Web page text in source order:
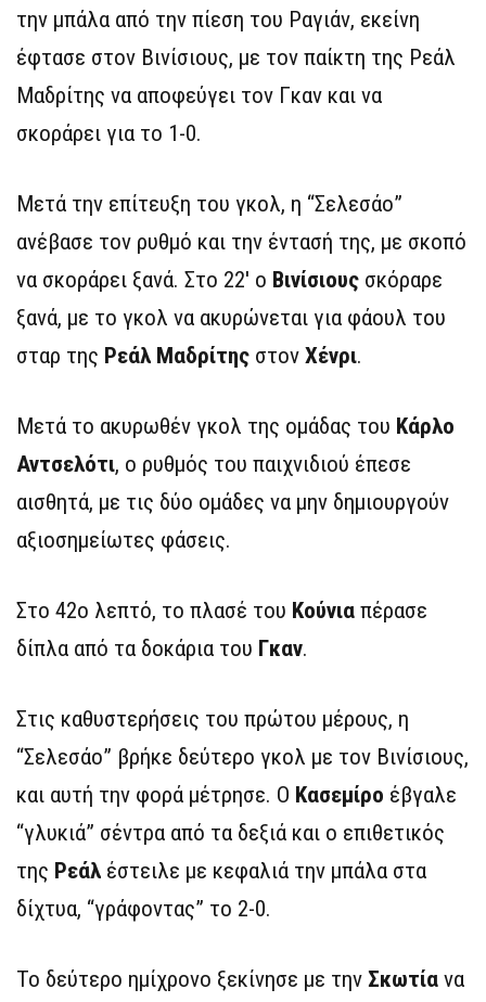
την μπάλα από την πίεση του Ραγιάν, εκείνη
έφτασε στον Βινίσιους, με τον παίκτη της Ρεάλ
Μαδρίτης να αποφεύγει τον Γκαν και να
σκοράρει για το 1-0.
Μετά την επίτευξη του γκολ, η “Σελεσάο”
ανέβασε τον ρυθμό και την έντασή της, με σκοπό
να σκοράρει ξανά. Στο 22′ ο Βινίσιους σκόραρε
ξανά, με το γκολ να ακυρώνεται για φάουλ του
σταρ της Ρεάλ Μαδρίτης στον Χένρι.
Μετά το ακυρωθέν γκολ της ομάδας του Κάρλο
Αντσελότι, ο ρυθμός του παιχνιδιού έπεσε
αισθητά, με τις δύο ομάδες να μην δημιουργούν
αξιοσημείωτες φάσεις.
Στο 42ο λεπτό, το πλασέ του Κούνια πέρασε
δίπλα από τα δοκάρια του Γκαν.
Στις καθυστερήσεις του πρώτου μέρους, η
“Σελεσάο” βρήκε δεύτερο γκολ με τον Βινίσιους,
και αυτή την φορά μέτρησε. Ο Κασεμίρο έβγαλε
“γλυκιά” σέντρα από τα δεξιά και ο επιθετικός
της Ρεάλ έστειλε με κεφαλιά την μπάλα στα
δίχτυα, “γράφοντας” το 2-0.
Το δεύτερο ημίχρονο ξεκίνησε με την Σκωτία να